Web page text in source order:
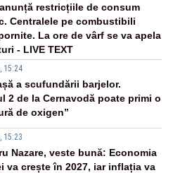
restricțiile de consum
Centralele pe combustibili
La ore de vârf se va apela
- LIVE TEXT
15:24
a scufundării barjelor.
2 de la Cernavodă poate primi o
de oxigen”
15:23
Nazare, veste bună: Economia
va crește în 2027, iar inflația va